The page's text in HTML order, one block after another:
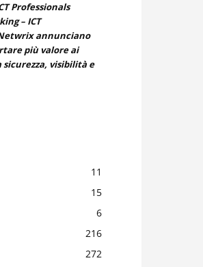
Professionals
– ICT
Netwrix annunciano
più valore ai
visibilità e
11
15
6
216
272